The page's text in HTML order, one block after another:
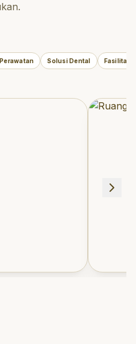
Solusi Dental Fasilitas